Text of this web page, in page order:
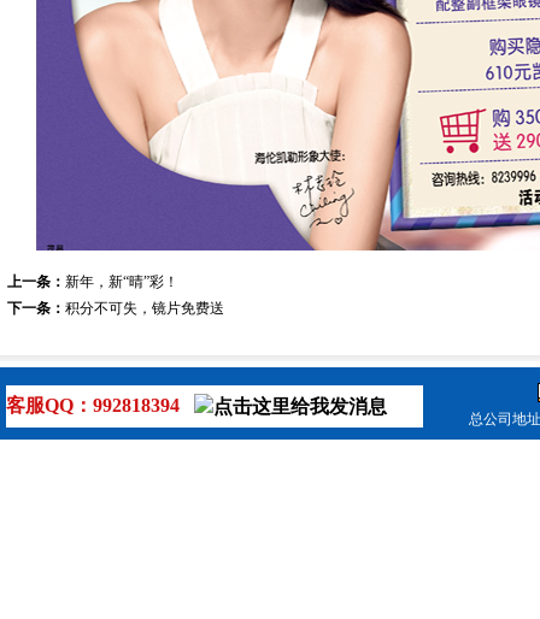
上一条： 新年，新“晴”彩！
下一条： 积分不可失，镜片免费送
总公司地
客服QQ：992818394